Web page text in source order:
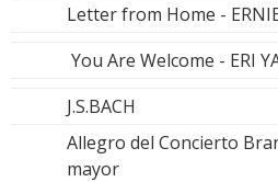
Letter from Home -
You Are Welcome - ERI
J.S.BACH
Allegro del Concierto
mayor